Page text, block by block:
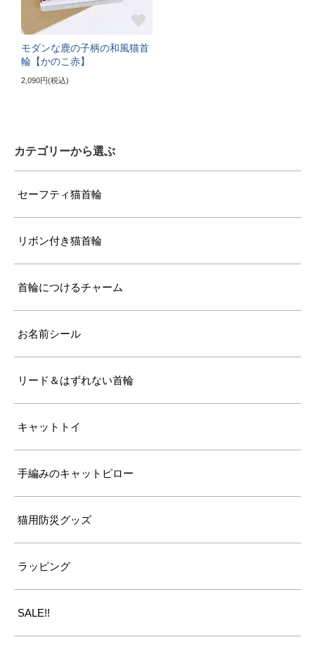
モダンな鹿の子柄の和風猫首
輪【かのこ赤】
2,090円(税込)
カテゴリーから選ぶ
セーフティ猫首輪
リボン付き猫首輪
首輪につけるチャーム
お名前シール
リード＆はずれない首輪
キャットトイ
手編みのキャットピロー
猫用防災グッズ
ラッピング
SALE!!